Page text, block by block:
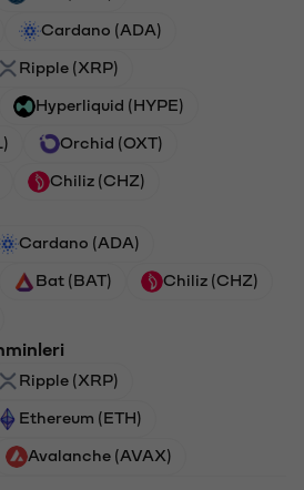
Cardano (ADA)
Ripple (XRP)
Hyperliquid (HYPE)
Orchid (OXT)
Chiliz (CHZ)
Cardano (ADA)
Bat (BAT) Chiliz (CHZ)
Ripple (XRP)
Ethereum (ETH)
Avalanche (AVAX)